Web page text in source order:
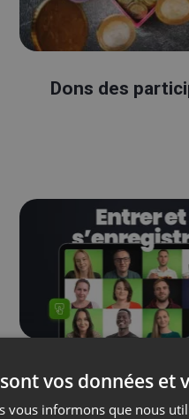
Dons des
Comment
vos données et
vous informons que nous